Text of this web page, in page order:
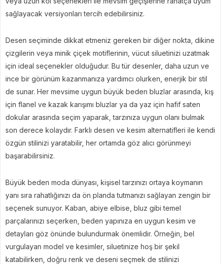
sağlayacak versiyonları tercih edebilirsiniz.
Desen seçiminde dikkat etmeniz gereken bir diğer nokta, dikine
çizgilerin veya minik çiçek motiflerinin, vücut siluetinizi uzatmak
için ideal seçenekler olduğudur. Bu tür desenler, daha uzun ve
ince bir görünüm kazanmanıza yardımcı olurken, enerjik bir stil
de sunar. Her mevsime uygun büyük beden bluzlar arasında, kış
için flanel ve kazak karışımı bluzlar ya da yaz için hafif saten
dokular arasında seçim yaparak, tarzınıza uygun olanı bulmak
son derece kolaydır. Farklı desen ve kesim alternatifleri ile kendi
özgün stilinizi yaratabilir, her ortamda göz alıcı görünmeyi
başarabilirsiniz.
Büyük beden moda dünyası, kişisel tarzınızı ortaya koymanın
yanı sıra rahatlığınızı da ön planda tutmanızı sağlayan zengin bir
seçenek sunuyor. Kaban, abiye elbise, bluz gibi temel
parçalarınızı seçerken, beden yapınıza en uygun kesim ve
detayları göz önünde bulundurmak önemlidir. Örneğin, bel
vurgulayan model ve kesimler, siluetinize hoş bir şekil
katabilirken, doğru renk ve deseni seçmek de stilinizi